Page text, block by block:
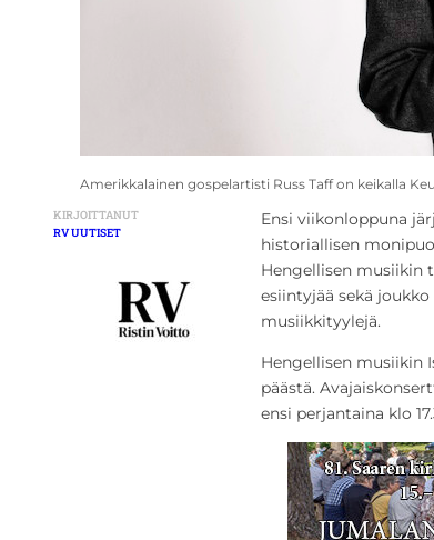
Amerikkalainen gospelartisti Russ Taff on keikalla
KIRJOITTANUT
RV UUTISET
Ensi viikonloppuna
historiallisen
Hengellisen musiikin
esiintyjää sekä
musiikkityylejä.
Hengellisen musiikin
päästä.
ensi perjantaina klo